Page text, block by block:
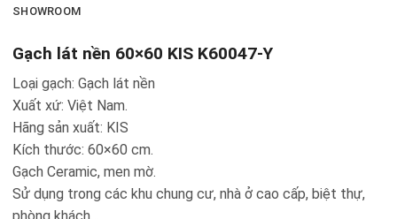
SHOWROOM
Gạch lát nền 60×60 KIS K60047-Y
Loại gạch: Gạch lát nền
Xuất xứ: Việt Nam.
Hãng sản xuất: KIS
Kích thước: 60×60 cm.
Gạch Ceramic, men mờ.
Sử dụng trong các khu chung cư, nhà ở cao cấp, biệt thự,